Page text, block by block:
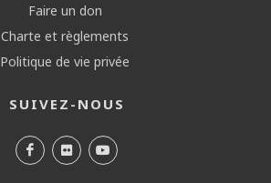
Faire un don
Charte et règlements
Politique de vie privée
SUIVEZ-NOUS